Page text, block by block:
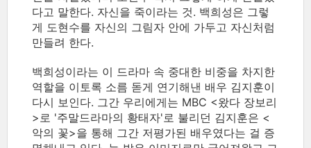
다고 말한다. 자신을 죽이라는 것. 백희성은 그렇
게 도현수를 자신의 그림자 안에 가두고 자신처럼
만들려 한다.
백희성이라는 이 드라마 속 중대한 비중을 차지한
역할을 이토록 소름 돋게 연기해낸 배우 김지훈이
다시 보인다. 그간 우리에게는 MBC <왔다 장보리
>로 '주말드라마의 황태자'로 불리던 김지훈은 <
악의 꽃>을 통해 그간 저평가된 배우였다는 걸 증